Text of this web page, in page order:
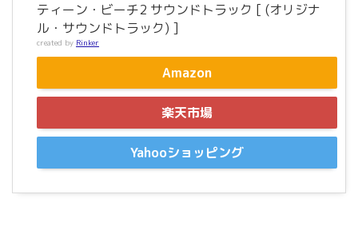
ティーン・ビーチ2 サウンドトラック [ (オリジナ
ル・サウンドトラック) ]
created by Rinker
Amazon
楽天市場
Yahooショッピング